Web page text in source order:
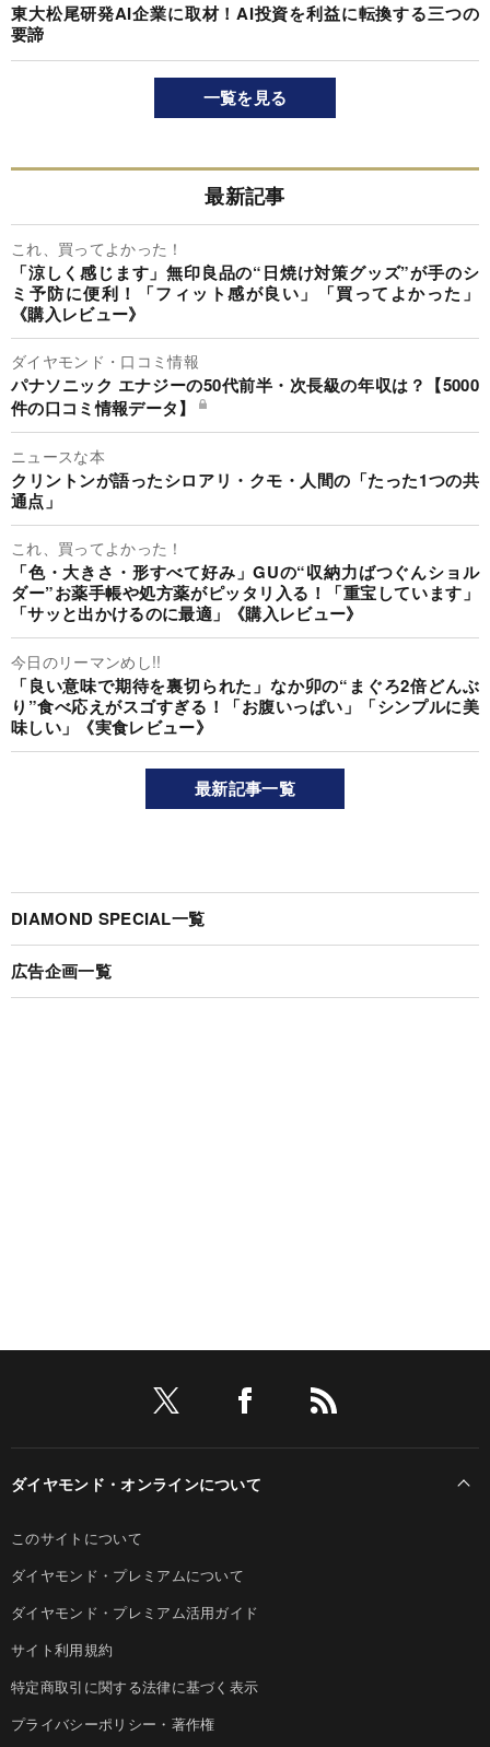
東大松尾研発AI企業に取材！AI投資を利益に転換する三つの
要諦
一覧を見る
最新記事
これ、買ってよかった！
「涼しく感じます」無印良品の“日焼け対策グッズ”が手のシ
ミ予防に便利！「フィット感が良い」「買ってよかった」
《購入レビュー》
ダイヤモンド・口コミ情報
パナソニック エナジーの50代前半・次長級の年収は？【5000
件の口コミ情報データ】
ニュースな本
クリントンが語ったシロアリ・クモ・人間の「たった1つの共
通点」
これ、買ってよかった！
「色・大きさ・形すべて好み」GUの“収納力ばつぐんショル
ダー”お薬手帳や処方薬がピッタリ入る！「重宝しています」
「サッと出かけるのに最適」《購入レビュー》
今日のリーマンめし!!
「良い意味で期待を裏切られた」なか卯の“まぐろ2倍どんぶ
り”食べ応えがスゴすぎる！「お腹いっぱい」「シンプルに美
味しい」《実食レビュー》
最新記事一覧
DIAMOND SPECIAL一覧
広告企画一覧
ダイヤモンド・オンラインについて
このサイトについて
ダイヤモンド・プレミアムについて
ダイヤモンド・プレミアム活用ガイド
サイト利用規約
特定商取引に関する法律に基づく表示
プライバシーポリシー・著作権